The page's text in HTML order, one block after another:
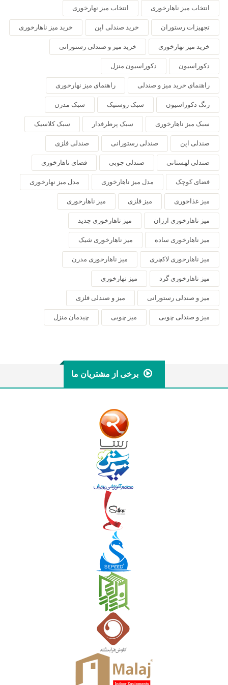
انتخاب میز ناهارخوری انتخاب میز نهارخوری
تجهیزات رستوران خرید صندلی اپن خرید میز ناهارخوری
خرید میز نهارخوری خرید میز و صندلی رستورانی
دکوراسیون دکوراسیون منزل
راهنمای خرید میز و صندلی راهنمای میز نهارخوری
رنگ دکوراسیون سبک روستیک سبک مدرن
سبک میز ناهارخوری سبک پرطرفدار سبک کلاسیک
صندلی اپن صندلی رستورانی صندلی فلزی
صندلی لهستانی صندلی چوبی فضای ناهارخوری
فضای کوچک مدل میز ناهارخوری مدل میز نهارخوری
میز غذاخوری میز فلزی میز ناهارخوری
میز ناهارخوری ارزان میز ناهارخوری جدید
میز ناهارخوری ساده میز ناهارخوری شیک
میز ناهارخوری لاکچری میز ناهارخوری مدرن
میز ناهارخوری گرد میز نهارخوری
میز و صندلی رستورانی میز و صندلی فلزی
میز و صندلی چوبی میز چوبی چیدمان منزل
برخی از مشتریان ما